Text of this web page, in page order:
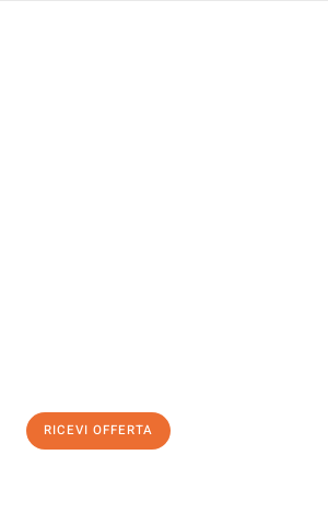
RICEVI OFFERTA